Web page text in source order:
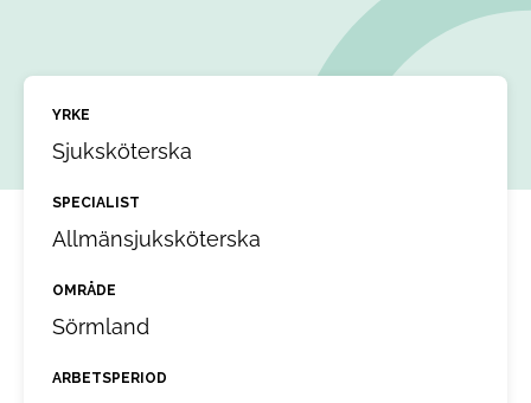
YRKE
Sjuksköterska
SPECIALIST
Allmänsjuksköterska
OMRÅDE
Sörmland
ARBETSPERIOD